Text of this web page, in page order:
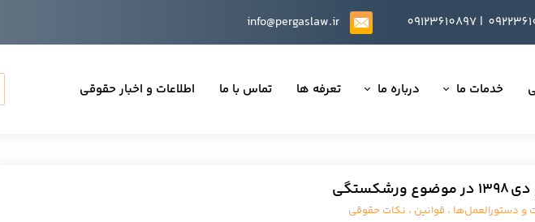
خدمات ما
مذاکره، تنظیم و بازبینی قراردادها
درباره ما تعرفه ها تماس با ما اطلاعات و اخبار حقوقی
09123610897| 0
info@pergaslaw.ir
و دستورالعمل‌ها ، قوانین ، نکات حقوقی